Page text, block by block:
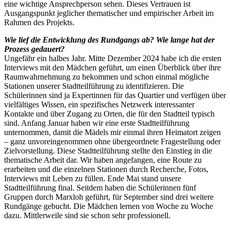
eine wichtige Ansprechperson sehen. Dieses Vertrauen ist
Ausgangspunkt jeglicher thematischer und empirischer Arbeit im
Rahmen des Projekts.
Wie lief die Entwicklung des Rundgangs ab? Wie lange hat der
Prozess gedauert?
Ungefähr ein halbes Jahr. Mitte Dezember 2024 habe ich die ersten
Interviews mit den Mädchen geführt, um einen Überblick über ihre
Raumwahrnehmung zu bekommen und schon einmal mögliche
Stationen unserer Stadtteilführung zu identifizieren. Die
Schülerinnen sind ja Expertinnen für das Quartier und verfügen über
vielfältiges Wissen, ein spezifisches Netzwerk interessanter
Kontakte und über Zugang zu Orten, die für den Stadtteil typisch
sind. Anfang Januar haben wir eine erste Stadtteilführung
unternommen, damit die Mädels mir einmal ihren Heimatort zeigen
– ganz unvoreingenommen ohne übergeordnete Fragestellung oder
Zielvorstellung. Diese Stadtteilführung stellte den Einstieg in die
thematische Arbeit dar. Wir haben angefangen, eine Route zu
erarbeiten und die einzelnen Stationen durch Recherche, Fotos,
Interviews mit Leben zu füllen. Ende Mai stand unsere
Stadtteilführung final. Seitdem haben die Schülerinnen fünf
Gruppen durch Marxloh geführt, für September sind drei weitere
Rundgänge gebucht. Die Mädchen lernen von Woche zu Woche
dazu. Mittlerweile sind sie schon sehr professionell.